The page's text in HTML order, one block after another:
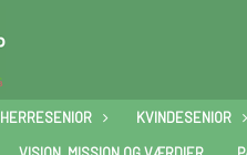
HERRESENIOR KVINDESENIOR